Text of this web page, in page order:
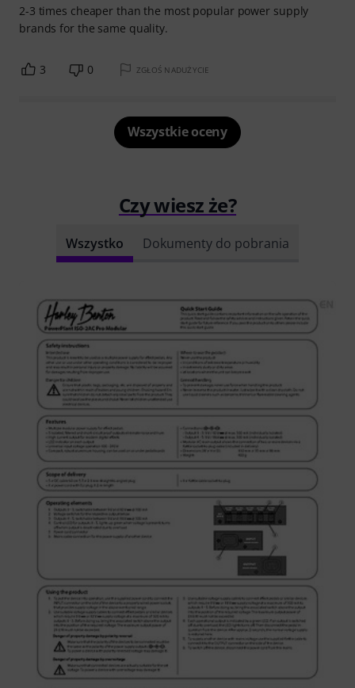
2-3 times cheaper than the most popular power supply
brands for the same quality.
3 0 ZGŁOŚ NADUŻYCIE
Wszystkie oceny
Czy wiesz że?
Wszystko Dokumenty do pobrania